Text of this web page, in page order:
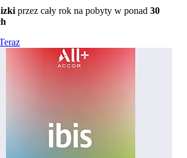
przez cały rok na pobyty w ponad 30